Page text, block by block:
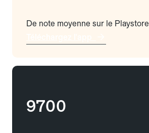
De note moyenne sur le Playstore
9700